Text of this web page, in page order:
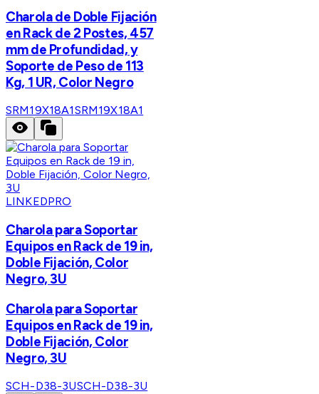
Charola de Doble Fijación
en Rack de 2 Postes, 457
mm de Profundidad, y
Soporte de Peso de 113
Kg, 1 UR, Color Negro
SRM19X18A1SRM19X18A1
LINKEDPRO
Charola para Soportar
Equipos en Rack de 19 in,
Doble Fijación, Color
Negro, 3U
Charola para Soportar
Equipos en Rack de 19 in,
Doble Fijación, Color
Negro, 3U
SCH-D38-3USCH-D38-3U